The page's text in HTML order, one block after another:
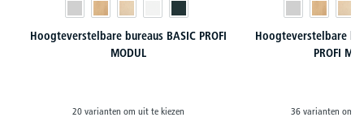
Hoogteverstelbare bureaus BASIC PROFI
MODUL
20 varianten om uit te kiezen
Hoogteverstelbare
PROFI
36 varianten om